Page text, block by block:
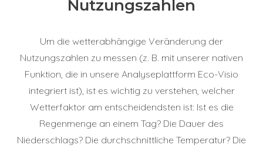
Nutzungszahlen
Um die wetterabhängige Veränderung der
Nutzungszahlen zu messen (z. B. mit unserer nativen
Funktion, die in unsere Analyseplattform Eco-Visio
integriert ist), ist es wichtig zu verstehen, welcher
Wetterfaktor am entscheidendsten ist: Ist es die
Regenmenge an einem Tag? Die Dauer des
Niederschlags? Die durchschnittliche Temperatur? Die